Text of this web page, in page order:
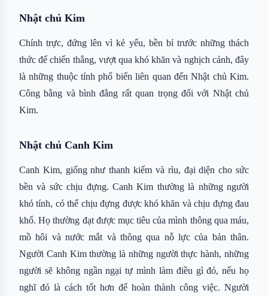
Nhật chủ Kim
Chính trực, đứng lên vì kẻ yếu, bền bỉ trước những thách
thức để chiến thắng, vượt qua khó khăn và nghịch cảnh, đây
là những thuộc tính phổ biến liên quan đến Nhật chủ Kim.
Công bằng và bình đẳng rất quan trọng đối với Nhật chủ
Kim.
Nhật chủ Canh Kim
Canh Kim, giống như thanh kiếm và rìu, đại diện cho sức
bền và sức chịu đựng. Canh Kim thường là những người
khó tính, có thể chịu đựng được khó khăn và chịu đựng đau
khổ. Họ thường đạt được mục tiêu của mình thông qua máu,
mồ hôi và nước mắt và thông qua nỗ lực của bản thân.
Người Canh Kim thường là những người thực hành, những
người sẽ không ngần ngại tự mình làm điều gì đó, nếu họ
nghĩ đó là cách tốt hơn để hoàn thành công việc. Người